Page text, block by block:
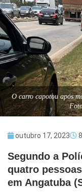
O carro capotou após
outubro 17, 2023
Segundo a
quatro
em Angatuba